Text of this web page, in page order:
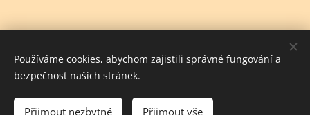
Používáme cookies, abychom zajistili správné fungování a
bezpečnost našich stránek.
Přijmout nezbytné Přijmout vše